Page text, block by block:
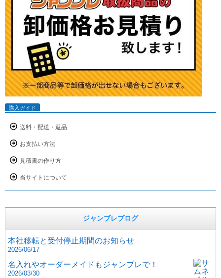
購入ガイド
送料・配送・返品
お支払い方法
見積書の作り方
当サイトについて
ジャンブレブログ
本社移転と受付停止期間のお知らせ
2026/06/17
名入れやオーダーメイドもジャンブレで！
2026/03/30